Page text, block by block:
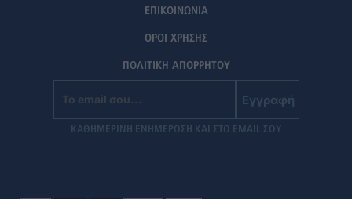
ΕΠΙΚΟΙΝΩΝΙΑ
ΟΡΟΙ ΧΡΗΣΗΣ
ΠΟΛΙΤΙΚΗ ΑΠΟΡΡΗΤΟΥ
Εγγραφή
ΚΑΘΗΜΕΡΙΝΗ ΕΝΗΜΕΡΩΣΗ ΚΑΙ ΣΤΟ EMAIL ΣΟΥ